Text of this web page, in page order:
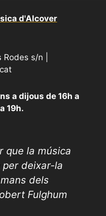
d'Alcover
s/n |
a dijous de 16h a
19h.
que la música
per deixar-la
dels
Fulghum